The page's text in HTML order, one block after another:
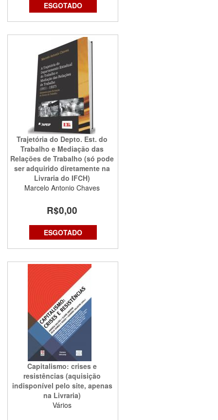
ESGOTADO
Trajetória do Depto. Est. do
Trabalho e Mediação das
Relações de Trabalho (só pode
ser adquirido diretamente na
Livraria do IFCH)
Marcelo Antonio Chaves
R$0,00
ESGOTADO
Capitalismo: crises e
resistências (aquisição
indisponível pelo site, apenas
na Livraria)
Vários